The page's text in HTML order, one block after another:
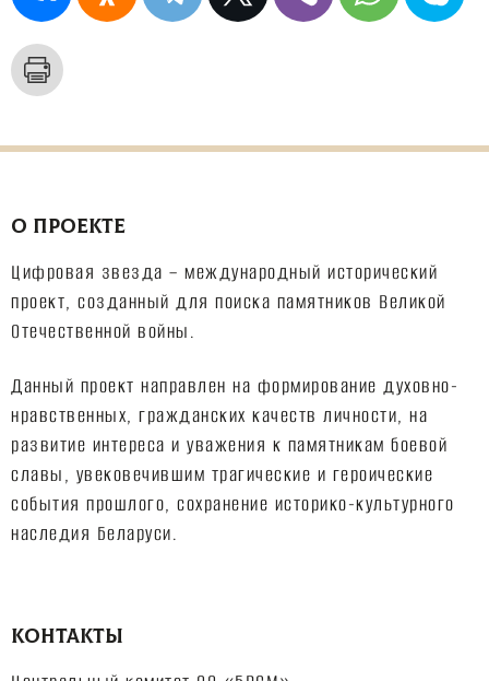
О ПРОЕКТЕ
Цифровая звезда – международный исторический
проект, созданный для поиска памятников Великой
Отечественной войны.
Данный проект направлен на формирование духовно-
нравственных, гражданских качеств личности, на
развитие интереса и уважения к памятникам боевой
славы, увековечившим трагические и героические
события прошлого, сохранение историко-культурного
наследия Беларуси.
КОНТАКТЫ